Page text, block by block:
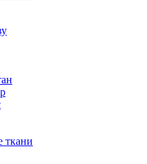
ткани